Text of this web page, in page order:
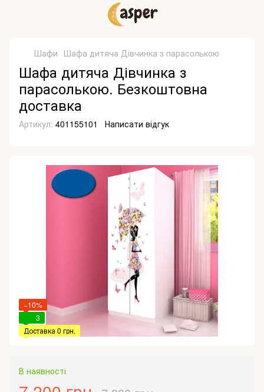
Шафи Шафа дитяча Дівчинка з парасолькою
Шафа дитяча Дівчинка з
парасолькою. Безкоштовна
доставка
Артикул: 401155101 Написати відгук
−10%
3
Доставка 0 грн.
В наявності